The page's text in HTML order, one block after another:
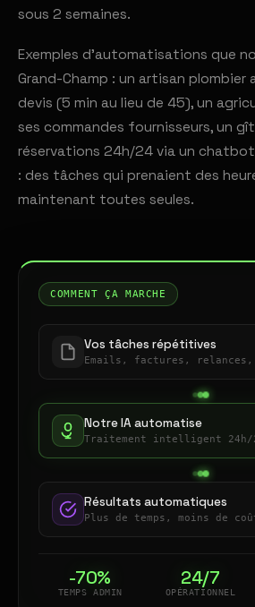
sous 2 semaines.
Exemples d'automatisations que
Grand-Champ : un artisan plombier
devis (5 min au lieu de 45), un
ses commandes fournisseurs, un
réservations 24h/24 via un
: des tâches qui prenaient des
maintenant toutes seules.
COMMENT ÇA MARCHE
Vos tâches répétitives
Emails, factures,
Notre IA automatise
Traitement intelligent 24h/
Résultats automatiques
Plus de temps, moins de
-70%
TEMPS ADMIN
24/7
OPÉRATIONNEL